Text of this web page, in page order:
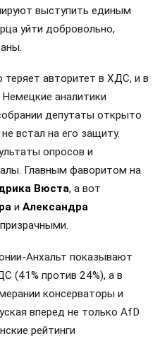
выступить единым
уйти добровольно,
авторитет в ХДС, и в
аналитики
депутаты открыто
встал на его защиту.
опросов и
Главным фаворитом на
Вюста, а вот
и Александра
Анхальт показывают
(41% против 24%), а в
консерваторы и
вперед не только AfD
рейтинги